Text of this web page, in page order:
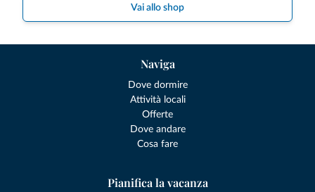
Vai allo shop
Naviga
Dove dormire
Attività locali
Offerte
Dove andare
Cosa fare
Pianifica la vacanza